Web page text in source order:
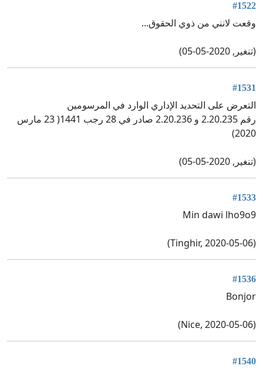
#1522
وقعت لانني من ذوي الحقوق...
(تنغير, 2020-05-05)
#1531
التعرض على التحديد الإداري الوارد في المرسومين
رقم 2.20.235 و 2.20.236 صادر في 28 رجب 1441( 23 مارس
2020)
(تنغير, 2020-05-05)
#1533
Min dawi lho9o9
(Tinghir, 2020-05-06)
#1536
Bonjor
(Nice, 2020-05-06)
#1540